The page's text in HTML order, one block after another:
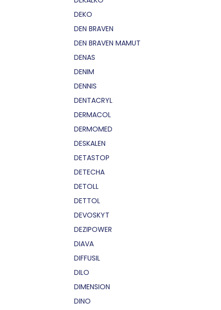
DEKO
DEN BRAVEN
DEN BRAVEN MAMUT
DENAS
DENIM
DENNIS
DENTACRYL
DERMACOL
DERMOMED
DESKALEN
DETASTOP
DETECHA
DETOLL
DETTOL
DEVOSKYT
DEZIPOWER
DIAVA
DIFFUSIL
DILO
DIMENSION
DINO